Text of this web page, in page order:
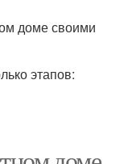
доме своими
этапов: